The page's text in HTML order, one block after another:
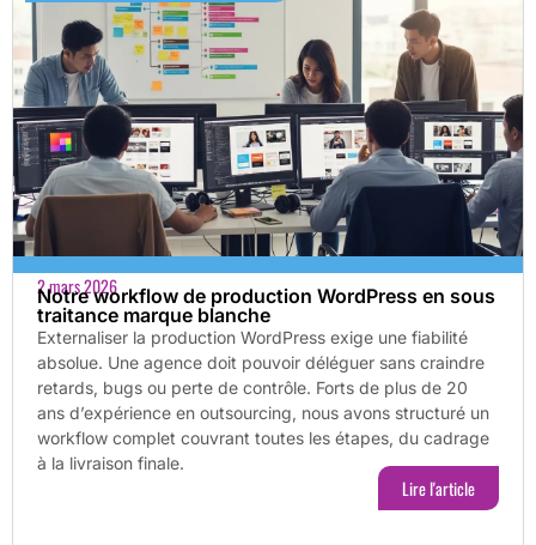
2 mars 2026
Notre workflow de production WordPress en sous
traitance marque blanche
Externaliser la production WordPress exige une fiabilité
absolue. Une agence doit pouvoir déléguer sans craindre
retards, bugs ou perte de contrôle. Forts de plus de 20
ans d’expérience en outsourcing, nous avons structuré un
workflow complet couvrant toutes les étapes, du cadrage
à la livraison finale.
Lire l'article